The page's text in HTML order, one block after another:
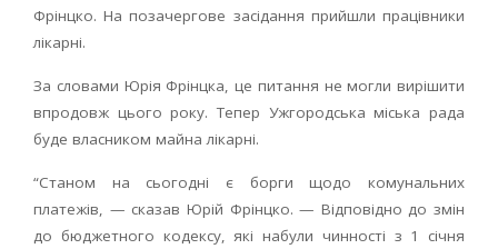
Фрінцко. На позачергове засідання прийшли працівники
лікарні.
За словами Юрія Фрінцка, це питання не могли вирішити
впродовж цього року. Тепер Ужгородська міська рада
буде власником майна лікарні.
“Станом на сьогодні є борги щодо комунальних
платежів, — сказав Юрій Фрінцко. — Відповідно до змін
до бюджетного кодексу, які набули чинності з 1 січня